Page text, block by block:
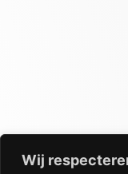
Wij
CATALOGI